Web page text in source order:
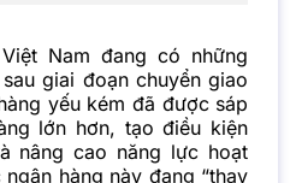
Nam đang có những
giai đoạn chuyển giao
yếu kém đã được sáp
lớn hơn, tạo điều kiện
nâng cao năng lực hoạt
hàng này đang “thay